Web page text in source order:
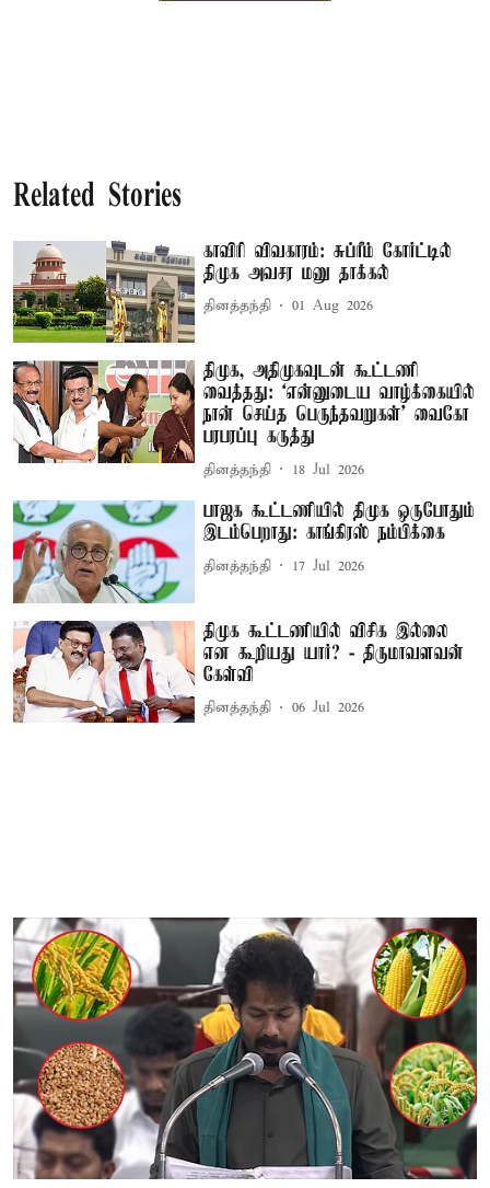
Related Stories
காவிரி விவகாரம்: சுப்ரீம் கோர்ட்டில்
திமுக அவசர மனு தாக்கல்
தினத்தந்தி 01 Aug 2026
திமுக, அதிமுகவுடன் கூட்டணி
வைத்தது: ‘என்னுடைய வாழ்க்கையில்
நான் செய்த பெருந்தவறுகள்’ வைகோ
பரபரப்பு கருத்து
தினத்தந்தி 18 Jul 2026
பாஜக கூட்டணியில் திமுக ஒருபோதும்
இடம்பெறாது: காங்கிரஸ் நம்பிக்கை
தினத்தந்தி 17 Jul 2026
திமுக கூட்டணியில் விசிக இல்லை
என கூறியது யார்? - திருமாவளவன்
கேள்வி
தினத்தந்தி 06 Jul 2026